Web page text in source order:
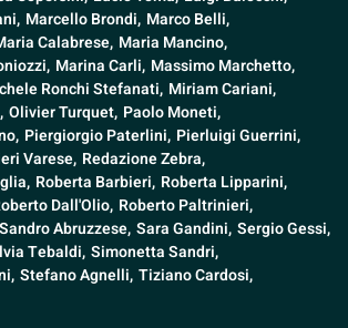
Marcello Brondi, Marco Belli,
Calabrese, Maria Mancino,
Marina Carli, Massimo Marchetto,
Ronchi Stefanati, Miriam Cariani,
Olivier Turquet, Paolo Moneti,
Piergiorgio Paterlini, Pierluigi Guerrini,
Varese, Redazione Zebra,
Roberta Barbieri, Roberta Lipparini,
Dall'Olio, Roberto Paltrinieri,
Sandro Abruzzese, Sara Gandini, Sergio Gessi,
Tebaldi, Simonetta Sandri,
Stefano Agnelli, Tiziano Cardosi,